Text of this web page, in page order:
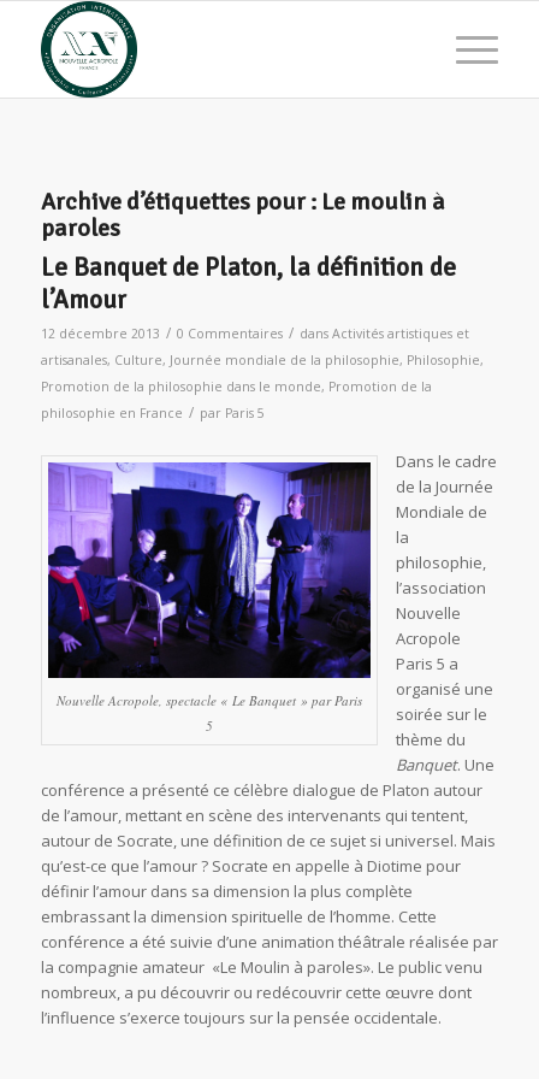
Archive d’étiquettes pour : Le moulin à
paroles
Le Banquet de Platon, la définition de
l’Amour
12 décembre 2013 / 0 Commentaires / dans Activités artistiques et
artisanales, Culture, Journée mondiale de la philosophie, Philosophie,
Promotion de la philosophie dans le monde, Promotion de la
philosophie en France / par Paris 5
Nouvelle Acropole, spectacle « Le Banquet » par Paris
5
Dans le cadre
de la Journée
Mondiale de
la
philosophie,
l’association
Nouvelle
Acropole
Paris 5 a
organisé une
soirée sur le
thème du
Banquet. Une
conférence a présenté ce célèbre dialogue de Platon autour
de l’amour, mettant en scène des intervenants qui tentent,
autour de Socrate, une définition de ce sujet si universel. Mais
qu’est-ce que l’amour ? Socrate en appelle à Diotime pour
définir l’amour dans sa dimension la plus complète
embrassant la dimension spirituelle de l’homme. Cette
conférence a été suivie d’une animation théâtrale réalisée par
la compagnie amateur «Le Moulin à paroles». Le public venu
nombreux, a pu découvrir ou redécouvrir cette œuvre dont
l’influence s’exerce toujours sur la pensée occidentale.